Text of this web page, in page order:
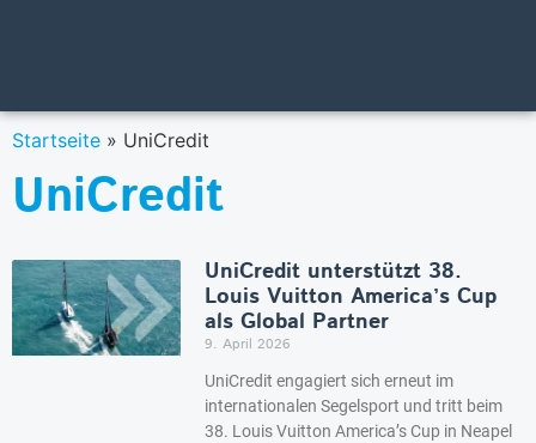
Startseite » UniCredit
UniCredit
UniCredit unterstützt 38.
Louis Vuitton America’s Cup
als Global Partner
9. April 2026
UniCredit engagiert sich erneut im
internationalen Segelsport und tritt beim
38. Louis Vuitton America’s Cup in Neapel